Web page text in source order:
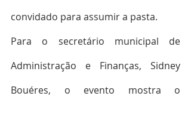
convidado para assumir a pasta.
Para o secretário municipal de
Administração e Finanças, Sidney
Bouéres, o evento mostra o